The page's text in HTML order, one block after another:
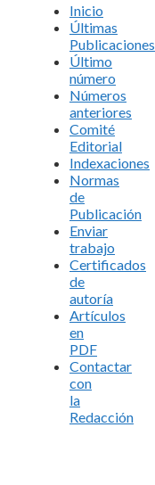
Inicio
Últimas
Publicaciones
Último
número
Números
anteriores
Comité
Editorial
Indexaciones
Normas
de
Publicación
Enviar
trabajo
Certificados
de
autoría
Artículos
en
PDF
Contactar
con
la
Redacción